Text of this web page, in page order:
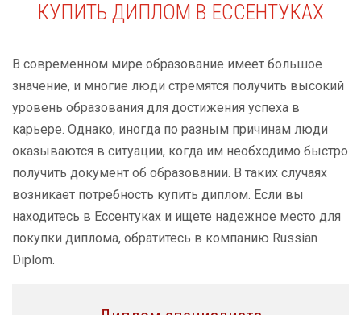
КУПИТЬ ДИПЛОМ В ЕССЕНТУКАХ
В современном мире образование имеет большое
значение, и многие люди стремятся получить высокий
уровень образования для достижения успеха в
карьере. Однако, иногда по разным причинам люди
оказываются в ситуации, когда им необходимо быстро
получить документ об образовании. В таких случаях
возникает потребность купить диплом. Если вы
находитесь в Ессентуках и ищете надежное место для
покупки диплома, обратитесь в компанию Russian
Diplom.